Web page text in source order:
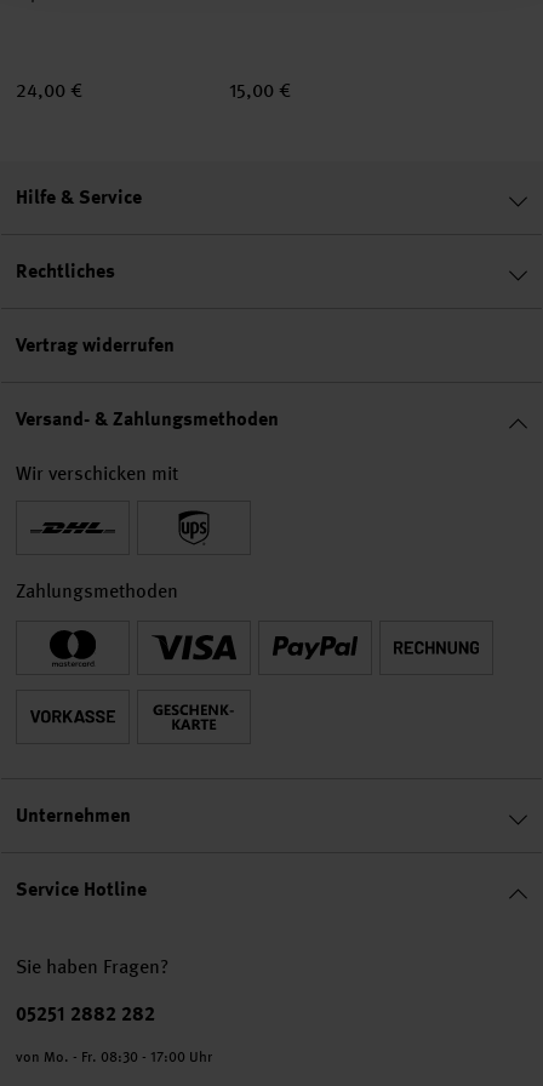
24,00 € 15,00 €
Service Hotline
Sie haben Fragen?
Telefonnummer
05251 2882 282
von Mo. - Fr. 08:30 - 17:00 Uhr
Hilfe & Service
Rechtliches
Vertrag widerrufen
Versand- & Zahlungsmethoden
Wir verschicken mit
Zahlungsmethoden
Unternehmen